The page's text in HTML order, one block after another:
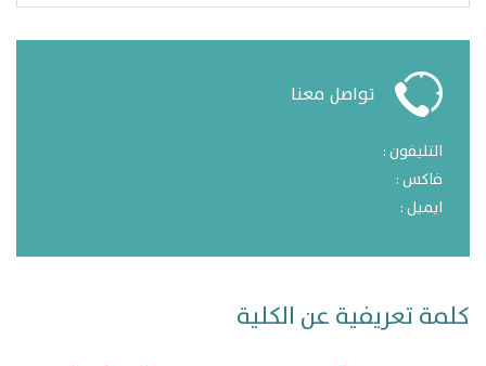
تواصل معنا
التليفون :
فاكس :
ايميل :
كلمة تعريفية عن الكلية